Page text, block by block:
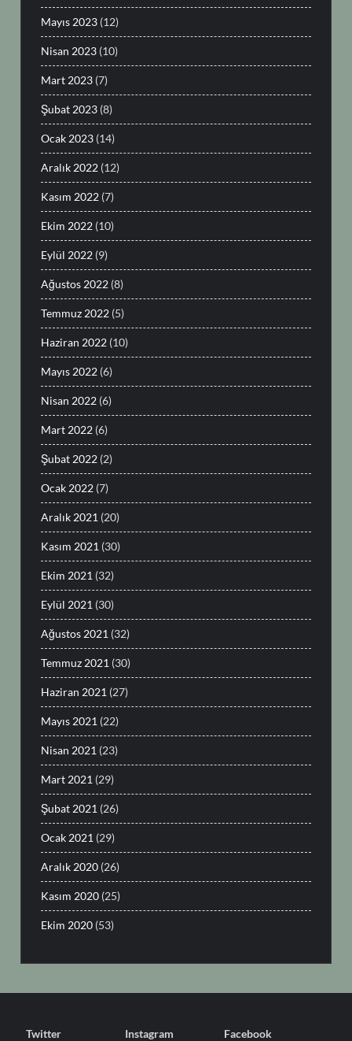
Mayıs 2023 (12)
Nisan 2023 (10)
Mart 2023 (7)
Şubat 2023 (8)
Ocak 2023 (14)
Aralık 2022 (12)
Kasım 2022 (7)
Ekim 2022 (10)
Eylül 2022 (9)
Ağustos 2022 (8)
Temmuz 2022 (5)
Haziran 2022 (10)
Mayıs 2022 (6)
Nisan 2022 (6)
Mart 2022 (6)
Şubat 2022 (2)
Ocak 2022 (7)
Aralık 2021 (20)
Kasım 2021 (30)
Ekim 2021 (32)
Eylül 2021 (30)
Ağustos 2021 (32)
Temmuz 2021 (30)
Haziran 2021 (27)
Mayıs 2021 (22)
Nisan 2021 (23)
Mart 2021 (29)
Şubat 2021 (26)
Ocak 2021 (29)
Aralık 2020 (26)
Kasım 2020 (25)
Ekim 2020 (53)
Twitter Instagram Facebook